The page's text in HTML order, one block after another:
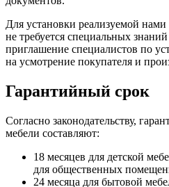
Для установки реализуемой
не требуется специальных
приглашение специалистов по
на усмотрение покупателя и
Гарантийный срок
Согласно законодательству,
мебели составляют:
18 месяцев для детской
для общественных
24 месяца для бытовой